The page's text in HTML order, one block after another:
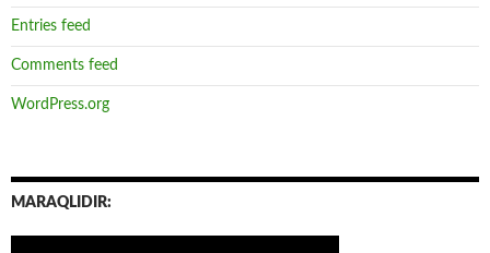
Entries feed
Comments feed
WordPress.org
MARAQLIDIR: